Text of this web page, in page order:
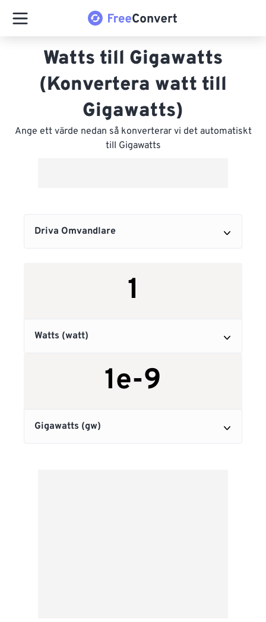
Watts till Gigawatts
(Konvertera watt till
Gigawatts)
Ange ett värde nedan så konverterar vi det automatiskt
till Gigawatts